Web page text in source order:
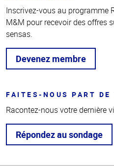
Inscrivez-vous au programme
M&M pour recevoir des offres
sensas.
Devenez membre
FAITES-NOUS PART DE
Racontez-nous votre dernière
Répondez au sondage